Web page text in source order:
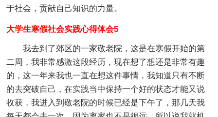
于社会，贡献自己知识的力量。
大学生寒假社会实践心得体会5
我去到了郊区的一家敬老院，这是在寒假开始的第
二周，我非常感激这段经历，现在想了想还是非常有趣
的，这一年来我也一直在想这件事情，我知道只有不断
的去突破自己，在实践当中保持一个好的状态才能又说
收获，我进入到敬老院的时候已经是下午了，那几天我